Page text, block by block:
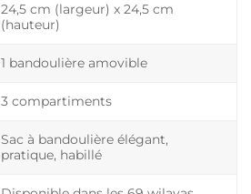
24,5 cm (largeur) x 24,5 cm
(hauteur)
1 bandoulière amovible
3 compartiments
Sac à bandoulière élégant,
pratique, habillé